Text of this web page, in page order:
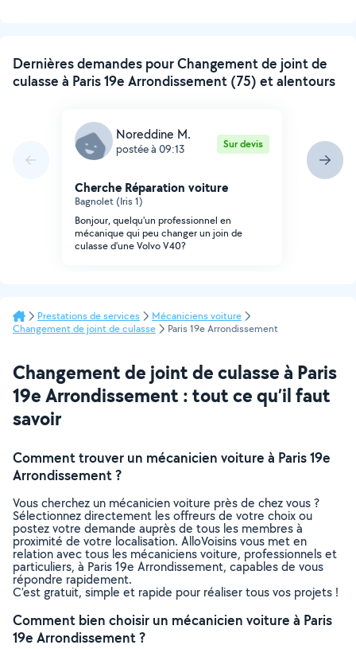
Dernières demandes pour Changement de joint de
culasse à Paris 19e Arrondissement (75) et alentours
Noreddine M.
postée à 09:13 Sur devis
Cherche Réparation voiture
Bagnolet (Iris 1)
Bonjour, quelqu'un professionnel en
mécanique qui peu changer un join de
culasse d'une Volvo V40?
Prestations de services
Mécaniciens voiture
Changement de joint de culasse
Paris 19e Arrondissement
Changement de joint de culasse à Paris
19e Arrondissement : tout ce qu’il faut
savoir
Comment trouver un mécanicien voiture à Paris 19e
Arrondissement ?
Vous cherchez un mécanicien voiture près de chez vous ?
Sélectionnez directement les offreurs de votre choix ou
postez votre demande auprès de tous les membres à
proximité de votre localisation. AlloVoisins vous met en
relation avec tous les mécaniciens voiture, professionnels et
particuliers, à Paris 19e Arrondissement, capables de vous
répondre rapidement.
C’est gratuit, simple et rapide pour réaliser tous vos projets !
Comment bien choisir un mécanicien voiture à Paris
19e Arrondissement ?